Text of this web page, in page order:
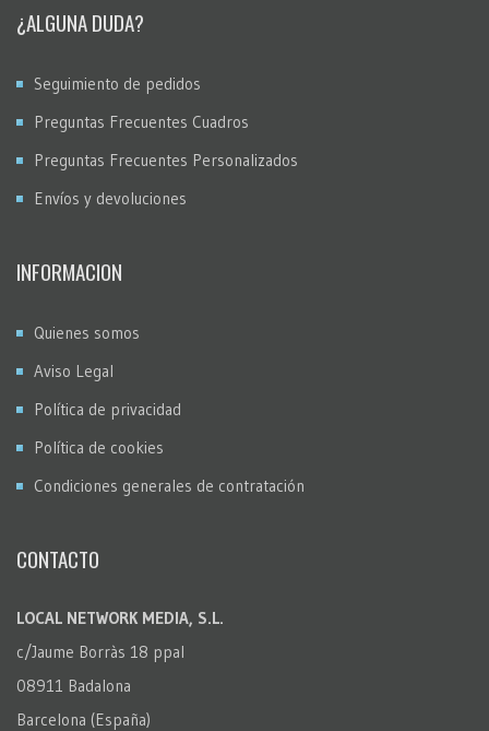
¿ALGUNA DUDA?
Seguimiento de pedidos
Preguntas Frecuentes Cuadros
Preguntas Frecuentes Personalizados
Envíos y devoluciones
INFORMACION
Quienes somos
Aviso Legal
Política de privacidad
Política de cookies
Condiciones generales de contratación
CONTACTO
LOCAL NETWORK MEDIA, S.L.
c/Jaume Borràs 18 ppal
08911 Badalona
Barcelona (España)